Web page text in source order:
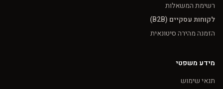
רשימת המשאלות
לקוחות עסקיים (B2B)
הזמנה מהירה סיטונאית
מידע משפטי
תנאי שימוש